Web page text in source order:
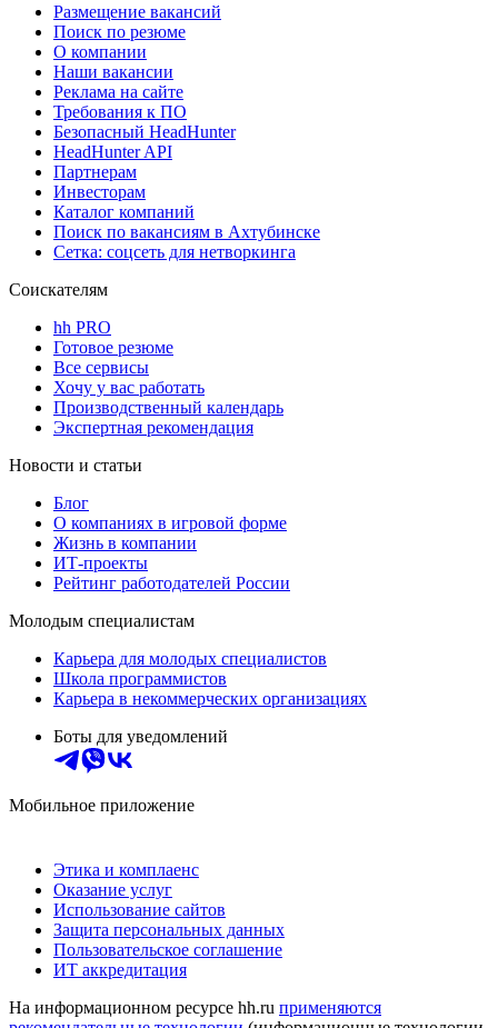
Размещение вакансий
Поиск по резюме
О компании
Наши вакансии
Реклама на сайте
Требования к ПО
Безопасный HeadHunter
HeadHunter API
Партнерам
Инвесторам
Каталог компаний
Поиск по вакансиям в Ахтубинске
Сетка: соцсеть для нетворкинга
Соискателям
hh PRO
Готовое резюме
Все сервисы
Хочу у вас работать
Производственный календарь
Экспертная рекомендация
Новости и статьи
Блог
О компаниях в игровой форме
Жизнь в компании
ИТ-проекты
Рейтинг работодателей России
Молодым специалистам
Карьера для молодых специалистов
Школа программистов
Карьера в некоммерческих организациях
Боты для уведомлений
Мобильное приложение
Этика и комплаенс
Оказание услуг
Использование сайтов
Защита персональных данных
Пользовательское соглашение
ИТ аккредитация
На информационном ресурсе hh.ru применяются